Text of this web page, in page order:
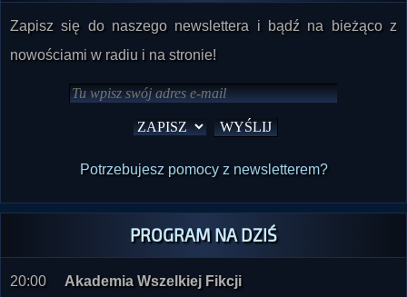
nowościami w radiu i na stronie!
Potrzebujesz pomocy z newsletterem?
PROGRAM NA DZIŚ
Akademia Wszelkiej Fikcji
Cotygodniowa audycja cykliczna